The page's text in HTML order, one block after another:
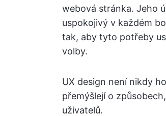
webová stránka. Jeho
uspokojivý v každém
tak, aby tyto potřeby
volby.
UX design není nikdy
přemýšlejí o
uživatelů.